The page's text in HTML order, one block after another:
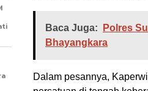
Baca Juga:
Polres
Bhayangkara
Dalam pesannya,